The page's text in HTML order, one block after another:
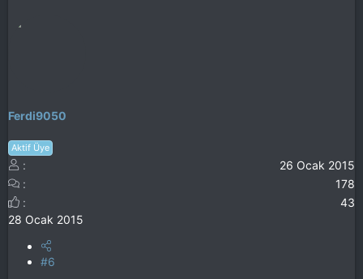
Ferdi9050
Aktif Üye
26 Ocak 2015
178
43
28 Ocak 2015
#6